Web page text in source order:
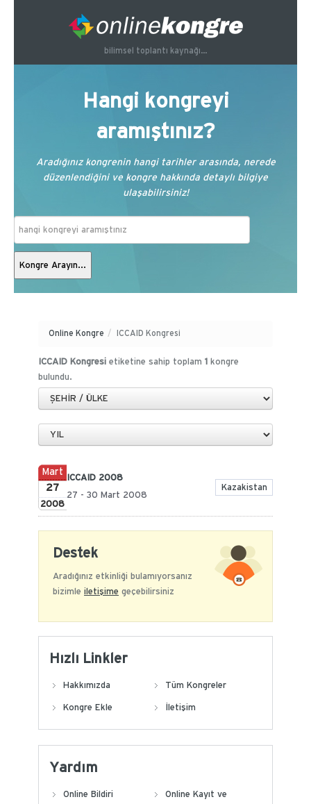
bilimsel toplantı kaynağı...
Hangi kongreyi
aramıştınız?
Aradığınız kongrenin hangi tarihler arasında, nerede
düzenlendiğini ve kongre hakkında detaylı bilgiye
ulaşabilirsiniz!
Online Kongre / ICCAID Kongresi
ICCAID Kongresi etiketine sahip toplam 1
kongre
bulundu.
Mart
27
2008
ICCAID 2008
27 - 30 Mart 2008
Kazakistan
Destek
Aradığınız etkinliği bulamıyorsanız
bizimle iletişime geçebilirsiniz
Hızlı Linkler
Hakkımızda Tüm Kongreler
Kongre Ekle İletişim
Yardım
Online Bildiri
Online Kayıt ve